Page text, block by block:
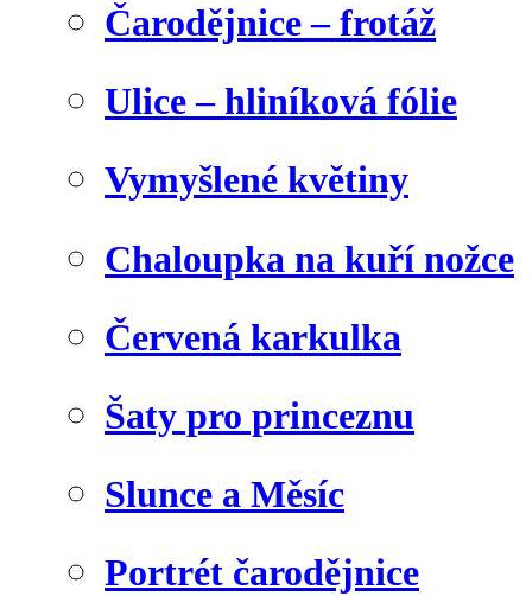
Čarodějnice – frotáž
Ulice – hliníková fólie
Vymyšlené květiny
Chaloupka na kuří nožce
Červená karkulka
Šaty pro princeznu
Slunce a Měsíc
Portrét čarodějnice